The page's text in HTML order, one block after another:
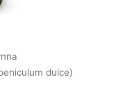
dulce)